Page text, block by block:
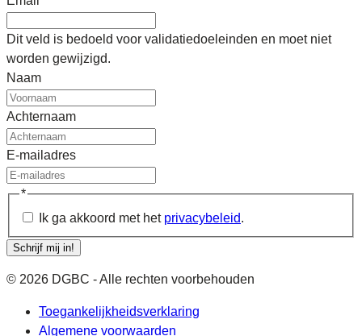
Dit veld is bedoeld voor validatiedoeleinden en moet niet
worden gewijzigd.
Naam
Achternaam
E-mailadres
*
Ik ga akkoord met het privacybeleid.
Schrijf mij in!
© 2026 DGBC - Alle rechten voorbehouden
Toegankelijkheidsverklaring
Algemene voorwaarden